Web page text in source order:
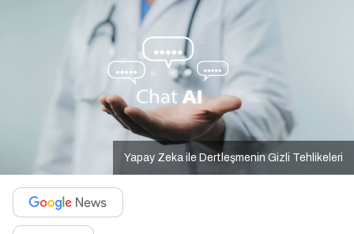
Yapay Zeka ile Dertleşmenin Gizli Tehlikeleri